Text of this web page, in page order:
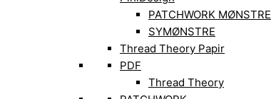
PATCHWORK MØNSTRE
SYMØNSTRE
Thread Theory Papir
PDF
Thread Theory